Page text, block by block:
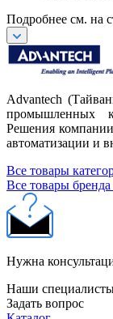
Подробнее см. на
Advantech
промышленных
Решения
автоматизации и
Все товары
Все товары
Нужна
Наши
Задать вопрос